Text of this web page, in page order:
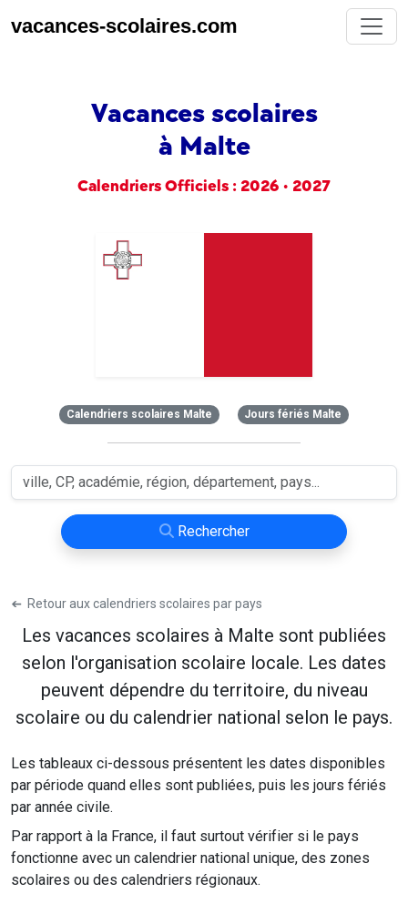
vacances-scolaires.com
Vacances scolaires
à Malte
Calendriers Officiels : 2026 • 2027
Calendriers scolaires Malte Jours fériés Malte
Rechercher
➔ Retour aux calendriers scolaires par pays
Les vacances scolaires à Malte sont publiées
selon l'organisation scolaire locale. Les dates
peuvent dépendre du territoire, du niveau
scolaire ou du calendrier national selon le pays.
Les tableaux ci-dessous présentent les dates disponibles
par période quand elles sont publiées, puis les jours fériés
par année civile.
Par rapport à la France, il faut surtout vérifier si le pays
fonctionne avec un calendrier national unique, des zones
scolaires ou des calendriers régionaux.